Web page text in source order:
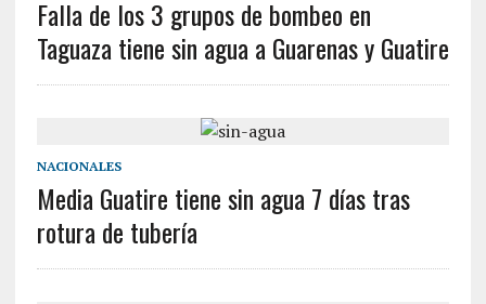
Falla de los 3 grupos de bombeo en
Taguaza tiene sin agua a Guarenas y Guatire
NACIONALES
Media Guatire tiene sin agua 7 días tras
rotura de tubería